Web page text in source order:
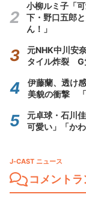
小柳ルミ子「
下・野口五郎
ん！」
元NHK中川安
タイル炸裂 G
伊藤蘭、透け
美貌の衝撃 「
元卓球・石川
可愛い」「か
J-CAST ニュース
コメント